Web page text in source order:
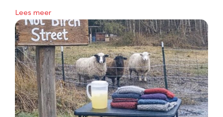
Lees meer